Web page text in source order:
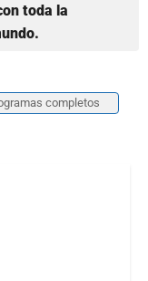
toda la
completos